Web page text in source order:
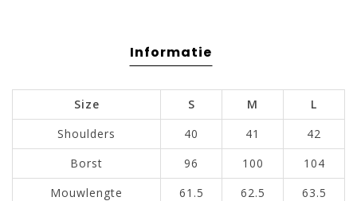
Informatie
Size S M
L
Shoulders
40 41
42
Borst
96 100
104
Mouwlengte
61.5 62.5
63.5